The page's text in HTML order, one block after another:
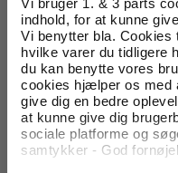
indhold, for at kunne
Vi benytter bla. Cookies
hvilke varer du tidligere
du kan benytte vores
cookies hjælper os med
give dig en bedre
at kunne give dig
sociale platforme og
samtykker - God
Skriv en kommentar
Lidt om dropshipping
Jens Friis Felber oprettet d.
De store grossister I
De ved hvem der er deres
loyale over for deres store
uheldig konsekvens, hvis
Få skarpe
kundefordele,